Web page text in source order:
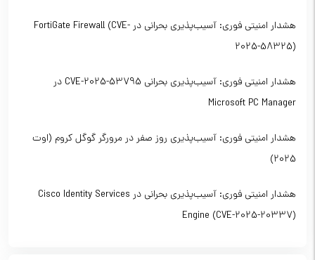
هشدار امنیتی فوری: آسیب‌پذیری بحرانی در FortiGate Firewall (CVE-
2025-58325)
هشدار امنیتی فوری: آسیب‌پذیری بحرانی CVE-2025-53795 در
Microsoft PC Manager
هشدار امنیتی فوری: آسیب‌پذیری روز صفر در مرورگر گوگل کروم (اوت
2025)
هشدار امنیتی فوری: آسیب‌پذیری بحرانی در Cisco Identity Services
Engine (CVE-2025-20337)